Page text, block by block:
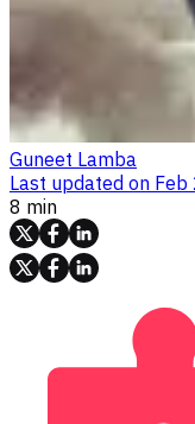
Guneet Lamba
Last updated on Feb
8 min